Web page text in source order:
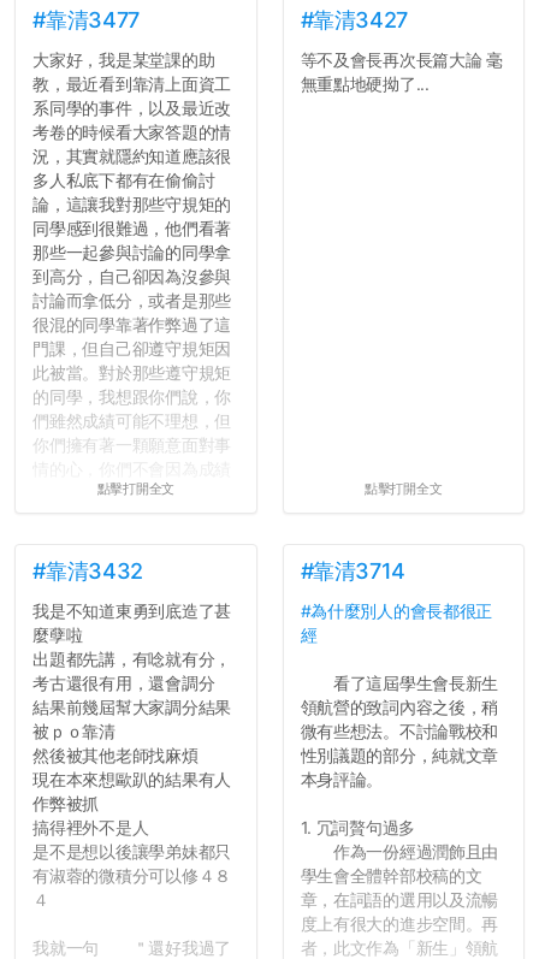
#靠清3477
大家好，我是某堂課的助
教，最近看到靠清上面資工
系同學的事件，以及最近改
考卷的時候看大家答題的情
況，其實就隱約知道應該很
多人私底下都有在偷偷討
論，這讓我對那些守規矩的
同學感到很難過，他們看著
那些一起參與討論的同學拿
到高分，自己卻因為沒參與
討論而拿低分，或者是那些
很混的同學靠著作弊過了這
門課，但自己卻遵守規矩因
此被當。對於那些遵守規矩
的同學，我想跟你們說，你
們雖然成績可能不理想，但
你們擁有著一顆願意面對事
壓力而選擇逃避(作弊)，在
績無法體現你們的努力，但
往後你們正直的態度一定會
讓你們在社會上適應得更
好。最後，那些作弊的同
學，你們要瞭解到作弊對你
們而言是沒有任何好處的，
大學是你們唯一可以勇敢認
錯但不需要付出太大代價的
地方，你們在這時候如果不
會學會...
點擊打開全文
#靠清3427
等不及會長再次長篇大論 毫
無重點地硬拗了...
點擊打開全文
#靠清3432
我是不知道東勇到底造了甚
麼孽啦
出題都先講，有唸就有分，
考古還很有用，還會調分
結果前幾屆幫大家調分結果
被ｐｏ靠清
然後被其他老師找麻煩
現在本來想歐趴的結果有人
作弊被抓
搞得裡外不是人
是不是想以後讓學弟妹都只
有淑蓉的微積分可以修４８
４
我就一句 ＂還好我過了
#靠清3714
#為什麼別人的會長都很正
經
看了這屆學生會長新生
領航營的致詞內容之後，稍
微有些想法。不討論戰校和
性別議題的部分，純就文章
本身評論。
1. 冗詞贅句過多
作為一份經過潤飾且由
學生會全體幹部校稿的文
章，在詞語的選用以及流暢
度上有很大的進步空間。再
者，此文作為「新生」領航